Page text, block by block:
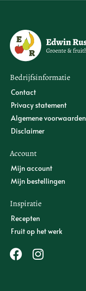
Bedrijfsinformatie
Contact
Privacy statement
Algemene voorwaarden
Disclaimer
Account
Mijn account
Mijn bestellingen
Inspiratie
Recepten
Fruit op het werk